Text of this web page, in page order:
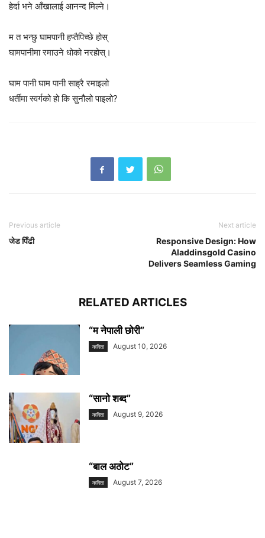
हेर्दा भने आँखालाई आनन्द मिल्ने।
म त भन्छु घामपानी हप्तैपिच्छे होस्
घामपानीमा रमाउने धोको नरहोस्।
घाम पानी घाम पानी साह्रै रमाइलो
धर्तीमा स्वर्गको हो कि सुनौलो पाइलो?
Previous article
जेड पिँढी
Next article
Responsive Design: How
Aladdinsgold Casino
Delivers Seamless Gaming
RELATED ARTICLES
“म नेपाली छोरी”
कविता August 10, 2026
“सानाे शब्द”
कविता August 9, 2026
“बाल अठोट”
कविता August 7, 2026